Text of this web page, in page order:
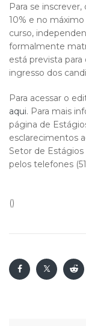
Para se
10% e no
curso,
formalmente
está prevista para
ingresso dos
Para acessar o
aqui. Para mais
página de
esclarecimentos
Setor de
pelos telefones
()